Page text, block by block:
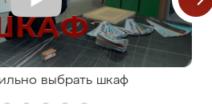
выбрать шкаф